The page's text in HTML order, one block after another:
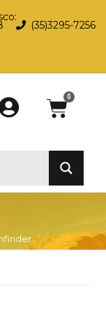
(35)3295-7256